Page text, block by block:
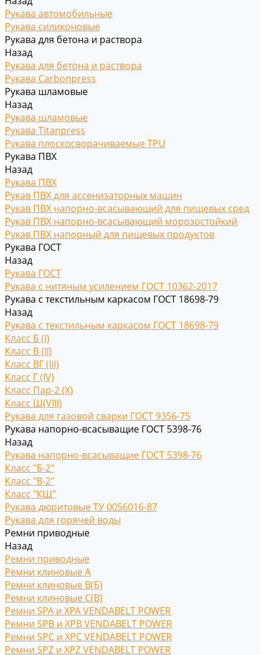
Рукава автомобильные
Рукава силиконовые
Рукава для бетона и раствора
Назад
Рукава для бетона и раствора
Рукава Carbonpress
Рукава шламовые
Назад
Рукава шламовые
Рукава Titanpress
Рукава плоскосворачиваемые TPU
Рукава ПВХ
Назад
Рукава ПВХ
Рукав ПВХ для ассенизаторных машин
Рукав ПВХ напорно-всасывающий для пищевых сред
Рукав ПВХ напорно-всасывающий морозостойкий
Рукав ПВХ напорный для пищевых продуктов
Рукава ГОСТ
Назад
Рукава ГОСТ
Рукава с нитяным усилением ГОСТ 10362-2017
Рукава с текстильным каркасом ГОСТ 18698-79
Назад
Рукава с текстильным каркасом ГОСТ 18698-79
Класс Б (I)
Класс В (II)
Класс ВГ (III)
Класс Г (IV)
Класс Пар-2 (X)
Класс Ш(VIII)
Рукава для газовой сварки ГОСТ 9356-75
Рукава напорно-всасыващие ГОСТ 5398-76
Назад
Рукава напорно-всасыващие ГОСТ 5398-76
Класс "Б-2"
Класс "В-2"
Класс "КЩ"
Рукава дюритовые ТУ 0056016-87
Рукава для горячей воды
Ремни приводные
Назад
Ремни приводные
Ремни клиновые A
Ремни клиновые В(Б)
Ремни клиновые С(B)
Ремни SPA и XPA VENDABELT POWER
Ремни SPB и XPB VENDABELT POWER
Ремни SPC и XPC VENDABELT POWER
Ремни SPZ и XPZ VENDABELT POWER